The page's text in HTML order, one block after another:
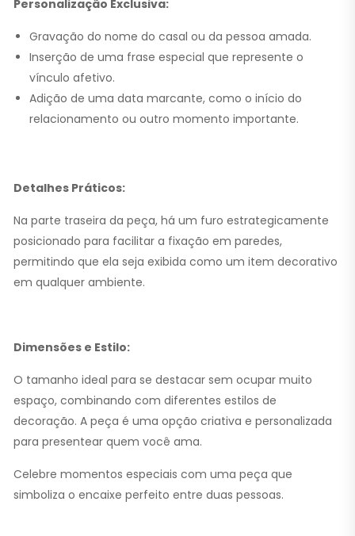
Personalização Exclusiva:
Gravação do nome do casal ou da pessoa amada.
Inserção de uma frase especial que represente o
vínculo afetivo.
Adição de uma data marcante, como o início do
relacionamento ou outro momento importante.
Detalhes Práticos:
Na parte traseira da peça, há um furo estrategicamente
posicionado para facilitar a fixação em paredes,
permitindo que ela seja exibida como um item decorativo
em qualquer ambiente.
Dimensões e Estilo:
O tamanho ideal para se destacar sem ocupar muito
espaço, combinando com diferentes estilos de
decoração. A peça é uma opção criativa e personalizada
para presentear quem você ama.
Celebre momentos especiais com uma peça que
simboliza o encaixe perfeito entre duas pessoas.